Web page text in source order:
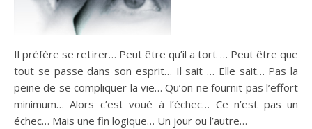
Il préfère se retirer… Peut être qu’il a tort … Peut être que
tout se passe dans son esprit… Il sait … Elle sait… Pas la
peine de se compliquer la vie… Qu’on ne fournit pas l’effort
minimum… Alors c’est voué à l’échec… Ce n’est pas un
échec… Mais une fin logique… Un jour ou l’autre…